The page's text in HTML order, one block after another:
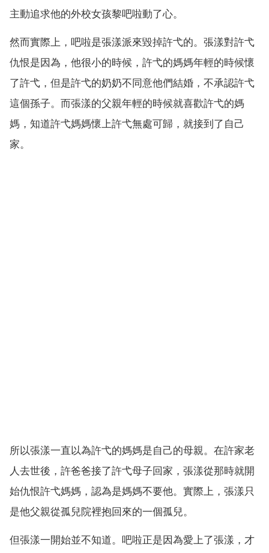
主動追求他的外校女孩黎吧啦動了心。
然而實際上，吧啦是張漾派來毀掉許弋的。張漾對許弋
仇恨是因為，他很小的時候，許弋的媽媽年輕的時候懷
了許弋，但是許弋的奶奶不同意他們結婚，不承認許弋
這個孫子。而張漾的父親年輕的時候就喜歡許弋的媽
媽，知道許弋媽媽懷上許弋無處可歸，就接到了自己
家。
所以張漾一直以為許弋的媽媽是自己的母親。在許家老
人去世後，許爸爸接了許弋母子回家，張漾從那時就開
始仇恨許弋媽媽，認為是媽媽不要他。實際上，張漾只
是他父親從孤兒院裡抱回來的一個孤兒。
但張漾一開始並不知道。吧啦正是因為愛上了張漾，才